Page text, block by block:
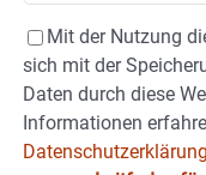
Mit der Nutzung
sich mit der
Daten durch diese
Informationen